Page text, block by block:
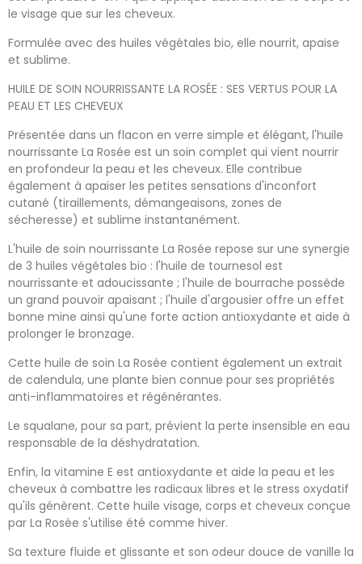
le visage que sur les cheveux.
Formulée avec des huiles végétales bio, elle nourrit, apaise
et sublime.
HUILE DE SOIN NOURRISSANTE LA ROSÉE : SES VERTUS POUR LA
PEAU ET LES CHEVEUX
Présentée dans un flacon en verre simple et élégant, l'huile
nourrissante La Rosée est un soin complet qui vient nourrir
en profondeur la peau et les cheveux. Elle contribue
également à apaiser les petites sensations d'inconfort
cutané (tiraillements, démangeaisons, zones de
sécheresse) et sublime instantanément.
L'huile de soin nourrissante La Rosée repose sur une synergie
de 3 huiles végétales bio : l'huile de tournesol est
nourrissante et adoucissante ; l'huile de bourrache possède
un grand pouvoir apaisant ; l'huile d'argousier offre un effet
bonne mine ainsi qu'une forte action antioxydante et aide à
prolonger le bronzage.
Cette huile de soin La Rosée contient également un extrait
de calendula, une plante bien connue pour ses propriétés
anti-inflammatoires et régénérantes.
Le squalane, pour sa part, prévient la perte insensible en eau
responsable de la déshydratation.
Enfin, la vitamine E est antioxydante et aide la peau et les
cheveux à combattre les radicaux libres et le stress oxydatif
qu'ils génèrent. Cette huile visage, corps et cheveux conçue
par La Rosée s'utilise été comme hiver.
Sa texture fluide et glissante et son odeur douce de vanille la